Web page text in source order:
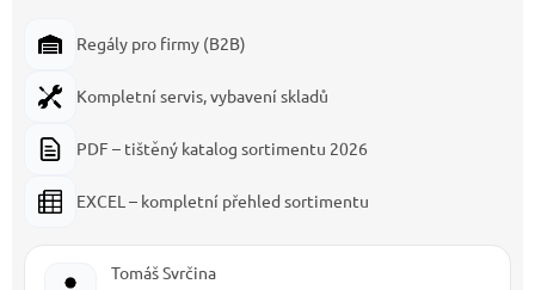
Regály pro firmy (B2B)
Kompletní servis, vybavení skladů
PDF – tištěný katalog sortimentu 2026
EXCEL – kompletní přehled sortimentu
Tomáš Svrčina